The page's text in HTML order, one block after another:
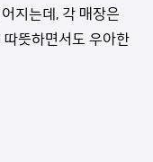
지는데, 각 매장은
뜻하면서도 우아한